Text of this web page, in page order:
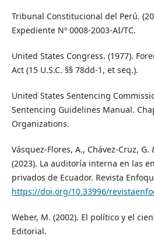
Tribunal Constitucional del Perú.
Expediente Nº 0008-2003-AI/TC.
United States Congress. (1977).
Act (15 U.S.C. §§ 78dd-1, et seq.).
United States Sentencing
Sentencing Guidelines Manual.
Organizations.
Vásquez-Flores, A., Chávez-Cruz, G.
(2023). La auditoría interna en las
privados de Ecuador. Revista
https://doi.org/10.33996/
Weber, M. (2002). El político y el
Editorial.